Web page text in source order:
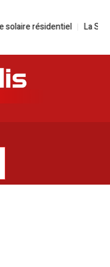
résidentiel La Steg